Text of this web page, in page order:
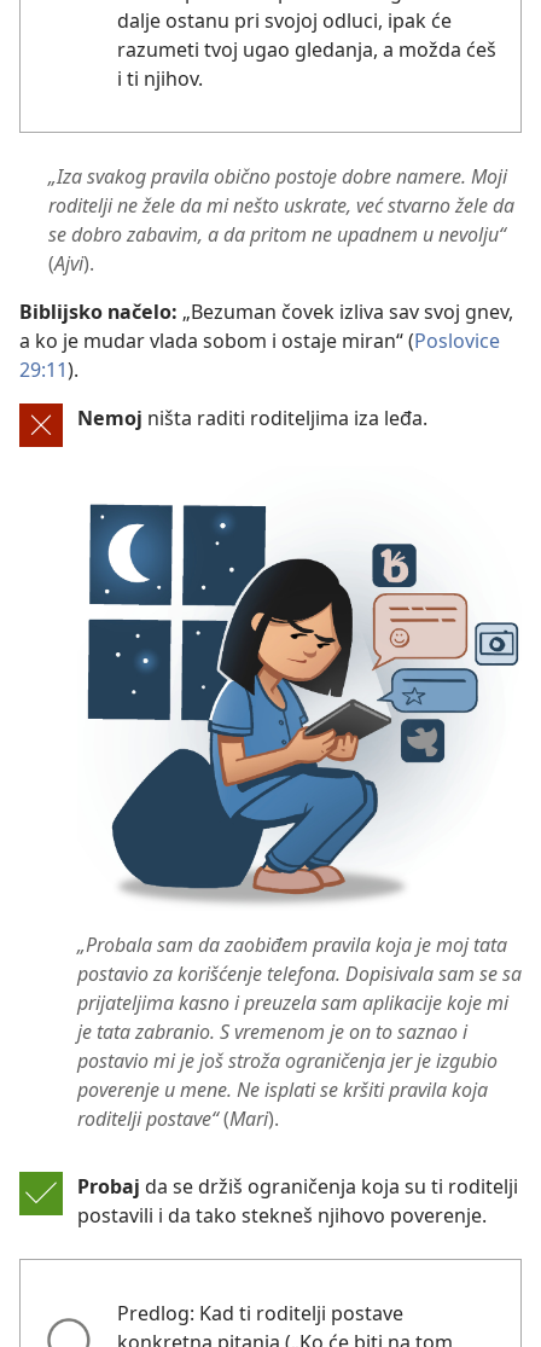
dalje ostanu pri svojoj odluci, ipak će
razumeti tvoj ugao gledanja, a možda ćeš
i ti njihov.
„Iza svakog pravila obično postoje dobre namere. Moji
roditelji ne žele da mi nešto uskrate, već stvarno žele da
se dobro zabavim, a da pritom ne upadnem u nevolju“
(Ajvi).
Biblijsko načelo: „Bezuman čovek izliva sav svoj gnev,
a ko je mudar vlada sobom i ostaje miran“ (Poslovice
29:11).
Nemoj ništa raditi roditeljima iza leđa.
„Probala sam da zaobiđem pravila koja je moj tata
postavio za korišćenje telefona. Dopisivala sam se sa
prijateljima kasno i preuzela sam aplikacije koje mi
je tata zabranio. S vremenom je on to saznao i
postavio mi je još stroža ograničenja jer je izgubio
poverenje u mene. Ne isplati se kršiti pravila koja
roditelji postave“(Mari).
Probaj da se držiš ograničenja koja su ti roditelji
postavili i da tako stekneš njihovo poverenje.
Predlog: Kad ti roditelji postave